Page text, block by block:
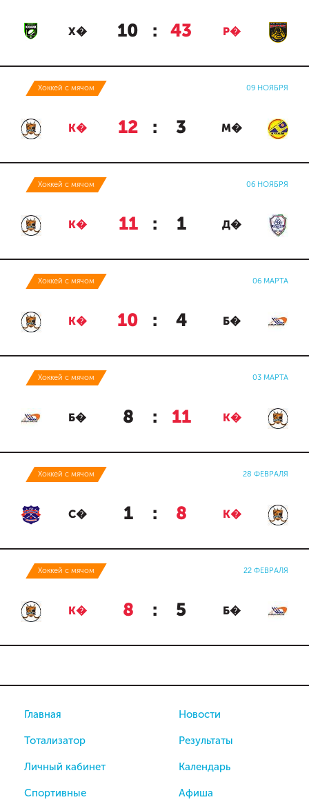
Х� 10 : 43 Р�
Хоккей с мячом 09 НОЯБРЯ
К� 12 : 3 М�
Хоккей с мячом 06 НОЯБРЯ
К� 11 : 1 Д�
Хоккей с мячом 06 МАРТА
К� 10 : 4 Б�
Хоккей с мячом 03 МАРТА
Б� 8 : 11 К�
Хоккей с мячом 28 ФЕВРАЛЯ
С� 1 : 8 К�
Хоккей с мячом 22 ФЕВРАЛЯ
К� 8 : 5 Б�
Главная
Тотализатор
Личный кабинет
Спортивные
Новости
Результаты
Календарь
Афиша